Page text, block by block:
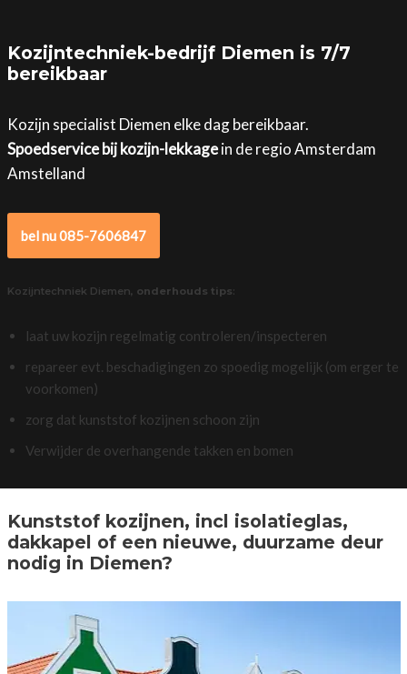
Kozijntechniek-bedrijf Diemen is 7/7
bereikbaar
Kozijn specialist Diemen elke dag bereikbaar.
Spoedservice bij kozijn-lekkagein de regio Amsterdam
Amstelland
bel nu 085-7606847
Kozijntechniek Diemen, onderhouds tips:
laat uw kozijn regelmatig controleren/inspecteren
repareer evt. beschadigingen zo spoedig mogelijk (om erger te
voorkomen)
zorg dat kunststof kozijnen schoon zijn
Verwijder de overhangende takken en bomen
Kunststof kozijnen, incl isolatieglas,
dakkapel of een nieuwe, duurzame deur
nodig in Diemen?